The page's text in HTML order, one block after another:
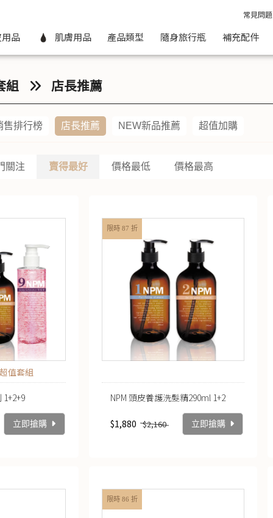
常見問題
品 肌膚用品 產品類型 隨身旅行瓶 補充配件
組 店長推薦
售排行榜 店長推薦 NEW新品推薦 超值加購
關注 賣得最好 價格最低 價格最高
值套組
1+2+9
立即搶購
限時 87 折
NPM 頭皮養護洗髮精290ml 1+2
$1,880 $2,160 立即搶購
限時 86 折